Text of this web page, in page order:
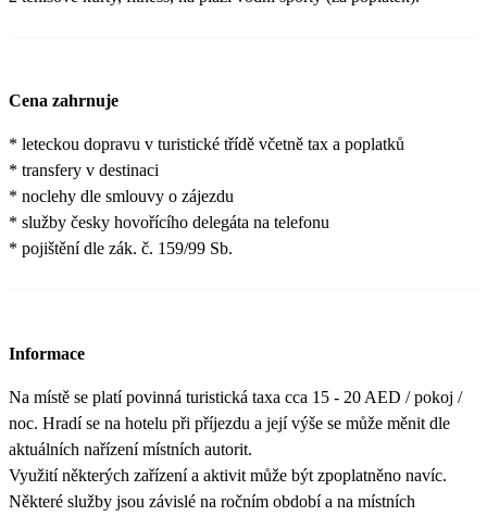
Cena zahrnuje
* leteckou dopravu v turistické třídě včetně tax a poplatků
* transfery v destinaci
* noclehy dle smlouvy o zájezdu
* služby česky hovořícího delegáta na telefonu
* pojištění dle zák. č. 159/99 Sb.
Informace
Na místě se platí povinná turistická taxa cca 15 - 20 AED / pokoj /
noc. Hradí se na hotelu při příjezdu a její výše se může měnit dle
aktuálních nařízení místních autorit.
Využití některých zařízení a aktivit může být zpoplatněno navíc.
Některé služby jsou závislé na ročním období a na místních